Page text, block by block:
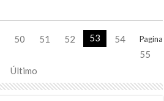
Pagina
50 51 52 53
54
55
Último